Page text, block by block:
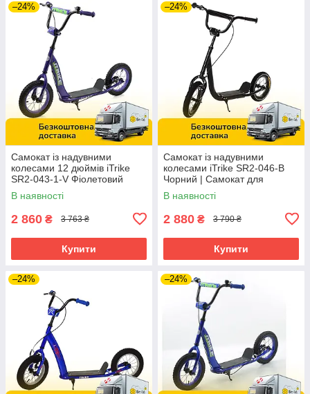
–24%
Самокат із надувними
колесами 12 дюймів iTrike
SR2-043-1-V Фіолетовий
В наявності
2 860 ₴ 3 763 ₴
Купити
–24%
Самокат із надувними
колесами iTrike SR2-046-B
Чорний | Самокат для
підлітка
В наявності
2 880 ₴ 3 790 ₴
Купити
–24% –24%